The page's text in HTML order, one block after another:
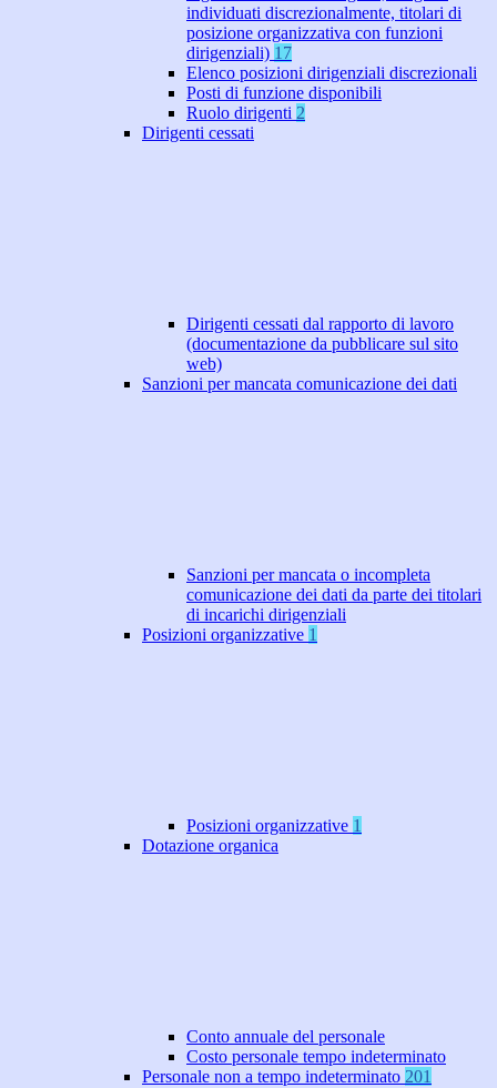
individuati discrezionalmente, titolari di
posizione organizzativa con funzioni
dirigenziali) 17
Elenco posizioni dirigenziali discrezionali
Posti di funzione disponibili
Ruolo dirigenti 2
Dirigenti cessati
Dirigenti cessati dal rapporto di lavoro
(documentazione da pubblicare sul sito
web)
Sanzioni per mancata comunicazione dei dati
Sanzioni per mancata o incompleta
comunicazione dei dati da parte dei titolari
di incarichi dirigenziali
Posizioni organizzative 1
Posizioni organizzative 1
Dotazione organica
Conto annuale del personale
Costo personale tempo indeterminato
Personale non a tempo indeterminato 201